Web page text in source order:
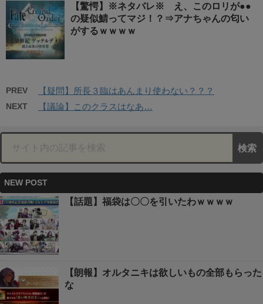
【驚愕】※ネタバレ※ え、このロリが●●
の疑似鯖ってマジ！？⇒アナちゃんの匂い
がするｗｗｗｗ
PREV 【疑問】所長３臨はあんまり使わない？？？
NEXT 【議論】このクラスはなあ…
NEW POST
【話題】福袋は〇〇を引いたわｗｗｗｗ
【朗報】オルタニキは欲しいもの全部もらった
な